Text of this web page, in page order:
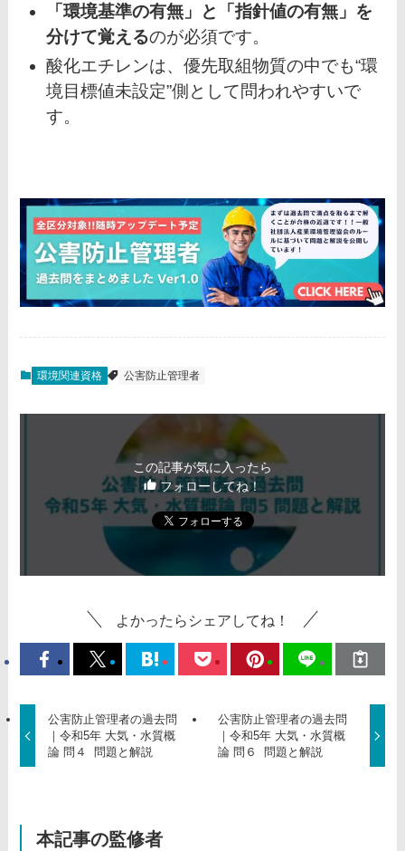
「環境基準の有無」と「指針値の有無」を
分けて覚えるのが必須です。
酸化エチレンは、優先取組物質の中でも“環
境目標値未設定”側として問われやすいで
す。
環境関連資格 公害防止管理者
この記事が気に入ったら
フォローしてね！
よかったらシェアしてね！
公害防止管理者の過去問
｜令和5年 大気・水質概
論 問４ 問題と解説
公害防止管理者の過去問
｜令和5年 大気・水質概
論 問６ 問題と解説
本記事の監修者